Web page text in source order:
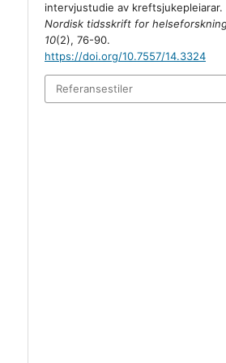
intervjustudie av kreftsjukepleiarar.
Nordisk tidsskrift for
10(2), 76-90.
https://doi.org/10.7557/14.3324
Referansestiler